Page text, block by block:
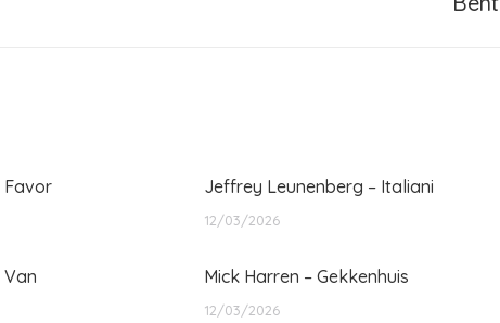
Favor Jeffrey Leunenberg – Italiani
12/03/2026
Van Mick Harren – Gekkenhuis
12/03/2026